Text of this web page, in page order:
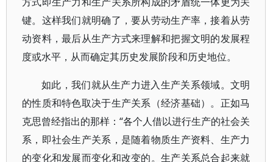
键。这样我们就明确了，要从劳动生产率，接着从劳
动资料，最后从生产方式来理解和把握文明的发展程
度或水平，从而确定其历史发展阶段和历史地位。
如此，我们就从生产力进入生产关系领域。文明
的性质和特色取决于生产关系（经济基础）。正如马
克思曾经指出的那样：“各个人借以进行生产的社会关
系，即社会生产关系，是随着物质生产资料、生产力
的变化和发展而变化和改变的。生产关系总合起来就